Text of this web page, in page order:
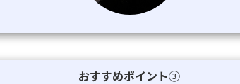
おすすめポイント③